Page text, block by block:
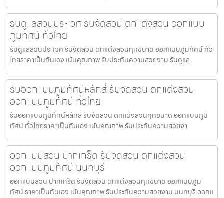
รับดูแลสวนประเวศ รับจัดสวน ตกแต่งสวน ออกแบบ
ภูมิทัศน์ ทั่วไทย
รับดูแลสวนประเวศ รับจัดสวน ตกแต่งสวนทุกขนาด ออกแบบภูมิทัศน์ ทั่ว
ไทยราคาเป็นกันเอง เน้นคุณภาพ รับประกันความสวยงาม รับดูแล
รับออกแบบภูมิทัศน์หลักสี่ รับจัดสวน ตกแต่งสวน
ออกแบบภูมิทัศน์ ทั่วไทย
รับออกแบบภูมิทัศน์หลักสี่ รับจัดสวน ตกแต่งสวนทุกขนาด ออกแบบภูมิ
ทัศน์ ทั่วไทยราคาเป็นกันเอง เน้นคุณภาพ รับประกันความสวยงา
ออกแบบสวน ปากเกร็ด รับจัดสวน ตกแต่งสวน
ออกแบบภูมิทัศน์ นนทบุรี
ออกแบบสวน ปากเกร็ด รับจัดสวน ตกแต่งสวนทุกขนาด ออกแบบภูมิ
ทัศน์ ราคาเป็นกันเอง เน้นคุณภาพ รับประกันความสวยงาม นนทบุรี ออกแ